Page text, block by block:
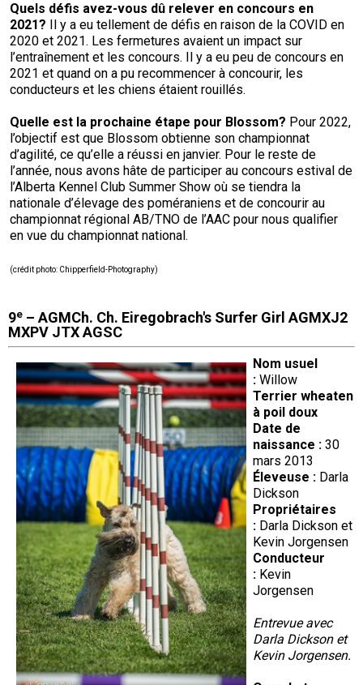
Quels défis avez-vous dû relever en concours en
2021? Il y a eu tellement de défis en raison de la COVID en
2020 et 2021. Les fermetures avaient un impact sur
l’entraînement et les concours. Il y a eu peu de concours en
2021 et quand on a pu recommencer à concourir, les
conducteurs et les chiens étaient rouillés.
Quelle est la prochaine étape pour Blossom? Pour 2022,
l’objectif est que Blossom obtienne son championnat
d’agilité, ce qu’elle a réussi en janvier. Pour le reste de
l’année, nous avons hâte de participer au concours estival de
l’Alberta Kennel Club Summer Show où se tiendra la
nationale d’élevage des poméraniens et de concourir au
championnat régional AB/TNO de l’AAC pour nous qualifier
en vue du championnat national.
(crédit photo: Chipperfield-Photography)
9e – AGMCh. Ch. Eiregobrach's Surfer Girl AGMXJ2
MXPV JTX AGSC
Nom usuel
: Willow
Terrier wheaten
à poil doux
Date de
naissance : 30
mars 2013
Éleveuse : Darla
Dickson
Propriétaires
: Darla Dickson et
Kevin Jorgensen
Conducteur
: Kevin
Jorgensen
Entrevue avec
Darla Dickson et
Kevin Jorgensen.